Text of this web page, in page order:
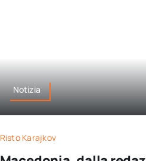
Notizia
Risto Karajkov